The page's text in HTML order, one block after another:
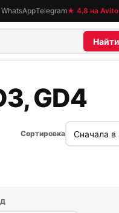
WhatsAppTelegram★ 4.8 на Avito
Найти
GD4
Сортировка